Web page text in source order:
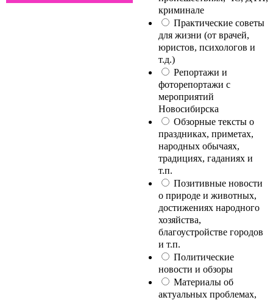
криминале
Практические советы
для жизни (от врачей,
юристов, психологов и
т.д.)
Репортажи и
фоторепортажи с
мероприятий
Новосибирска
Обзорные тексты о
праздниках, приметах,
народных обычаях,
традициях, гаданиях и
т.п.
Позитивные новости
о природе и животных,
достижениях народного
хозяйства,
благоустройстве городов
и т.п.
Политические
новости и обзоры
Материалы об
актуальных проблемах,